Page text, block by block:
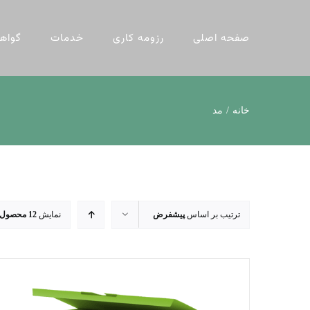
صفحه اصلی رزومه کاری خدمات
خانه مد
ترتیب بر اساسپیشفرض نمایش 12 محصول